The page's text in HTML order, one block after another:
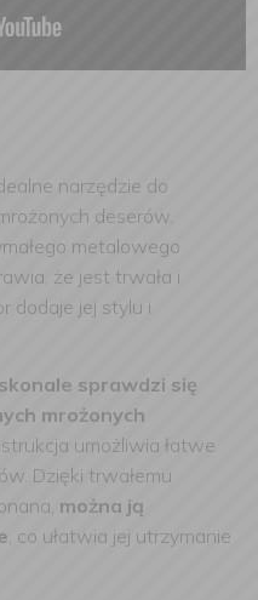
narzędzie do
deserów.
metalowego
że jest trwała i
dodaje jej stylu i
sprawdzi się
mrożonych
umożliwia łatwe
Dzięki trwałemu
można ją
, co ułatwia jej utrzymanie